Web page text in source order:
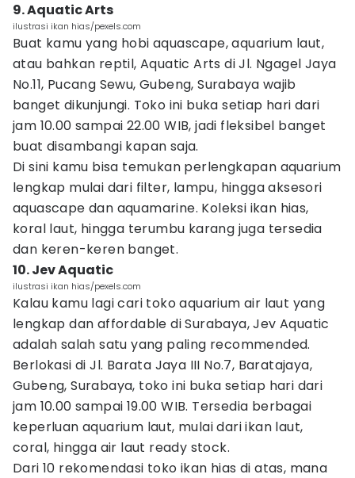
9. Aquatic Arts
ilustrasi ikan hias/pexels.com
Buat kamu yang hobi aquascape, aquarium laut,
atau bahkan reptil, Aquatic Arts di Jl. Ngagel Jaya
No.11, Pucang Sewu, Gubeng, Surabaya wajib
banget dikunjungi. Toko ini buka setiap hari dari
jam 10.00 sampai 22.00 WIB, jadi fleksibel banget
buat disambangi kapan saja.
Di sini kamu bisa temukan perlengkapan aquarium
lengkap mulai dari filter, lampu, hingga aksesori
aquascape dan aquamarine. Koleksi ikan hias,
koral laut, hingga terumbu karang juga tersedia
dan keren-keren banget.
10. Jev Aquatic
ilustrasi ikan hias/pexels.com
Kalau kamu lagi cari toko aquarium air laut yang
lengkap dan affordable di Surabaya, Jev Aquatic
adalah salah satu yang paling recommended.
Berlokasi di Jl. Barata Jaya III No.7, Baratajaya,
Gubeng, Surabaya, toko ini buka setiap hari dari
jam 10.00 sampai 19.00 WIB. Tersedia berbagai
keperluan aquarium laut, mulai dari ikan laut,
coral, hingga air laut ready stock.
Dari 10 rekomendasi toko ikan hias di atas, mana